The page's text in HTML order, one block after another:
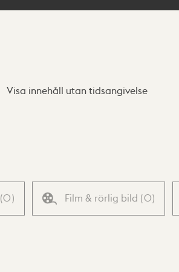
Visa innehåll utan tidsangivelse
(0) Film & rörlig bild (0)